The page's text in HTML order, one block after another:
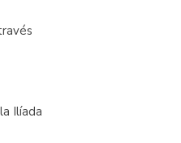
Ilíada